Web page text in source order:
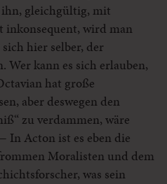
gleichgültig, mit
inkonsequent, wird man
hier selber, der
kann es sich erlauben,
hat große
aber deswegen den
zu verdammen, wäre
In Acton ist es eben die
Moralisten und dem
was sein